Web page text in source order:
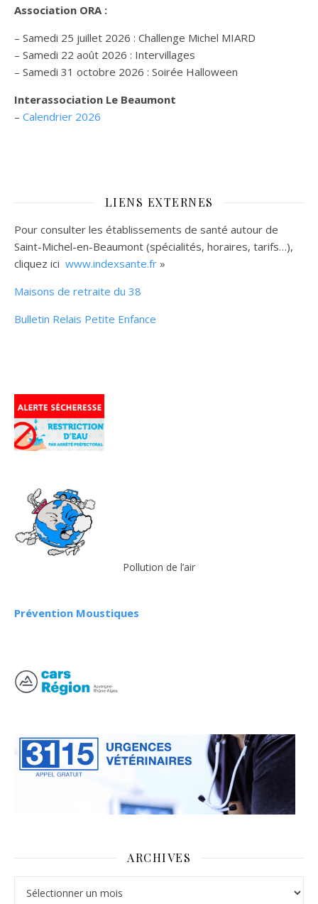
Association ORA :
– Samedi 25 juillet 2026 : Challenge Michel MIARD
– Samedi 22 août 2026 : Intervillages
– Samedi 31 octobre 2026 : Soirée Halloween
Interassociation Le Beaumont
– Calendrier 2026
LIENS EXTERNES
Pour consulter les établissements de santé autour de
Saint-Michel-en-Beaumont (spécialités, horaires, tarifs…),
cliquez ici www.indexsante.fr »
Maisons de retraite du 38
Bulletin Relais Petite Enfance
Pollution de l’air
Prévention Moustiques
ARCHIVES